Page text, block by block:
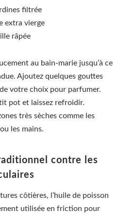
filtrée
extra vierge
râpée
au bain-marie jusqu’à ce
Ajoutez quelques gouttes
votre choix pour parfumer.
pot et laissez refroidir.
très sèches comme les
les mains.
contre les
côtières, l’huile de poisson
utilisée en friction pour